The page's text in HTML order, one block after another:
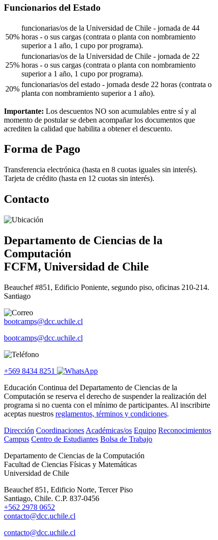
Funcionarios del Estado
50%
funcionarias/os de la Universidad de Chile - jornada de 44
horas - o sus cargas (contrata o planta con nombramiento
superior a 1 año, 1 cupo por programa).
25%
funcionarias/os de la Universidad de Chile - jornada de 22
horas - o sus cargas (contrata o planta con nombramiento
superior a 1 año, 1 cupo por programa).
20%
funcionarias/os del estado - jornada desde 22 horas (contrata o
planta con nombramiento superior a 1 año).
Importante: Los descuentos NO son acumulables entre sí y al
momento de postular se deben acompañar los documentos que
acrediten la calidad que habilita a obtener el descuento.
Forma de Pago
Transferencia electrónica (hasta en 8 cuotas iguales sin interés).
Tarjeta de crédito (hasta en 12 cuotas sin interés).
Contacto
Departamento de Ciencias de la
Computación
FCFM, Universidad de Chile
Beauchef #851, Edificio Poniente, segundo piso, oficinas 210-214.
Santiago
bootcamps@dcc.uchile.cl
bootcamps@dcc.uchile.cl
+569 8434 8251
Educación Continua del Departamento de Ciencias de la
Computación se reserva el derecho de suspender la realización del
programa si no cuenta con el mínimo de participantes. Al inscribirte
aceptas nuestros reglamentos, términos y condiciones.
Dirección Coordinaciones Académicas/os Equipo Reconocimientos
Campus Centro de Estudiantes Bolsa de Trabajo
Departamento de Ciencias de la Computación
Facultad de Ciencias Físicas y Matemáticas
Universidad de Chile
Beauchef 851, Edificio Norte, Tercer Piso
Santiago, Chile. C.P. 837-0456
+562 2978 0652
contacto@dcc.uchile.cl
contacto@dcc.uchile.cl